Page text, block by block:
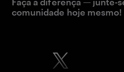
comunidade hoje mesmo!